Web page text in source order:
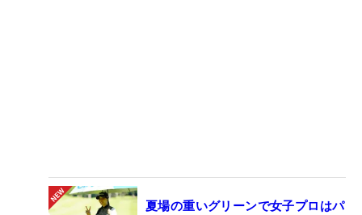
夏場の重いグリーンで女子プロはパ